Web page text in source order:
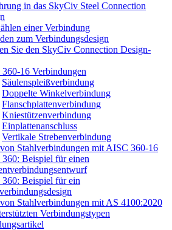
in das SkyCiv Steel Connection
einer Verbindung
zum Verbindungsdesign
Sie den SkyCiv Connection Design-
16 Verbindungen
Säulenspleißverbindung
Doppelte Winkelverbindung
Flanschplattenverbindung
Kniestützenverbindung
Einplattenanschluss
Vertikale Strebenverbindung
Stahlverbindungen mit AISC 360-16
Beispiel für einen
Beispiel für ein
Stahlverbindungen mit AS 4100:2020
Verbindungstypen